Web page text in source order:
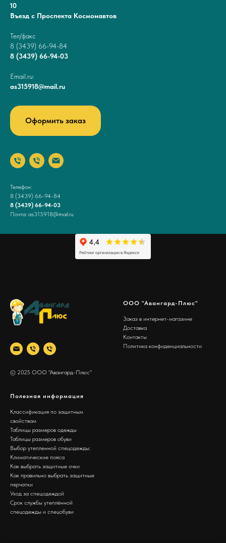
10
Въезд с Проспекта Космонавтов
Тел/факс
8 (3439) 66-94-84
8 (3439) 66-94-03
Email.ru:
as315918@mail.ru
Оформить заказ
Телефон:
8 (3439) 66-94-84
8 (3439) 66-94-03
Почта: as315918@mail.ru
© 2025 ООО "Авангард-Плюс"
ООО "Авангард-Плюс"
Заказ в интернет-магазине
Доставка
Контакты
Политика конфиденциальности
Полезная информация
Классификация по защитным
свойствам
Таблицы размеров одежды
Таблицы размеров обуви
Выбор утепленной спецодежды:
Климатические пояса
Как выбрать защитные очки
Как правильно выбрать защитные
перчатки
Уход за спецодеждой
Срок службы утеплённой
спецодежды и спецобуви